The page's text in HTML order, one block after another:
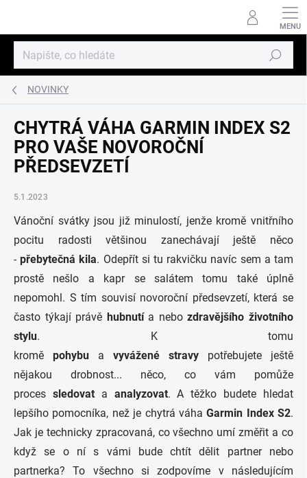
Hledat
NOVINKY
CHYTRÁ VÁHA GARMIN INDEX S2
PRO VAŠE NOVOROČNÍ
PŘEDSEVZETÍ
5.1.2023
Vánoční svátky jsou již minulostí, jenže kromě vnitřního
pocitu radosti většinou zanechávají ještě něco
- přebytečná kila. Odepřít si tu rakvičku navíc sem a tam
prostě nešlo a kapr se salátem tomu také úplně
nepomohl. S tím souvisí novoroční předsevzetí, která se
často týkají právě hubnutí a nebo zdravějšího životního
stylu. K tomu
kromě
pohybu a vyvážené stravy
potřebujete ještě
nějakou drobnost... něco, co vám pomůže
proces sledovat a analyzovat. A těžko budete hledat
lepšího pomocníka, než je chytrá váha Garmin Index S2.
Jak je technicky zpracovaná, co všechno umí změřit a co
když se o ní s vámi bude chtít dělit partner nebo
partnerka? To všechno si zodpovíme v následujícím